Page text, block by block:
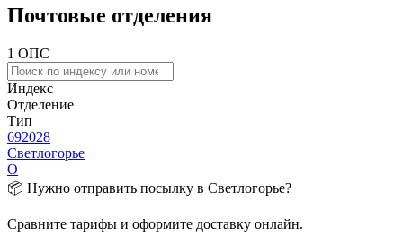
Почтовые отделения
1 ОПС
Индекс
Отделение
Тип
692028
Светлогорье
О
📦 Нужно отправить посылку в Светлогорье?
Сравните тарифы и оформите доставку онлайн.